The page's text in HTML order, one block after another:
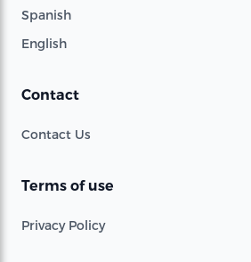
Spanish
English
Contact
Contact Us
Terms of use
Privacy Policy